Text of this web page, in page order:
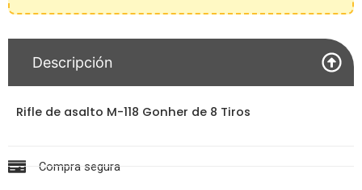
cantidad
Descripción
Rifle de asalto M-118 Gonher de 8 Tiros
Compra segura